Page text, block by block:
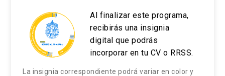
Al finalizar este programa,
recibirás una insignia
digital que podrás
incorporar en tu CV o RRSS.
La insignia correspondiente podrá variar en color y